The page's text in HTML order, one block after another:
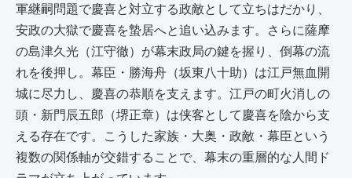
軍継嗣問題で慶喜と対立する政敵として立ちはだかり、
安政の大獄で慶喜を蟄居へと追い込みます。さらに薩摩
の島津久光（江守徹）が幕末政局の鍵を握り、倒幕の流
れを後押し。幕臣・勝海舟（坂東八十助）は江戸無血開
城に尽力し、慶喜の恭順を支えます。江戸の町火消しの
頭・新門辰五郎（堺正章）は侠客として慶喜を陰から支
える存在です。こうした家族・大奥・政敵・幕臣という
複数の関係軸が交錯することで、幕末の重層的な人間ド